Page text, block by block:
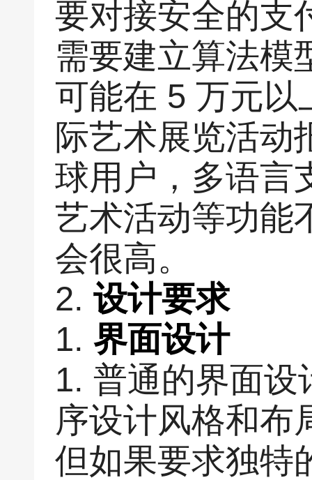
要对接安全的支
需要建立算法模
可能在 5 万元以
际艺术展览活动
球用户，多语言
艺术活动等功能
会很高。
2. 设计要求
1. 界面设计
1. 普通的界面设
序设计风格和布
但如果要求独特